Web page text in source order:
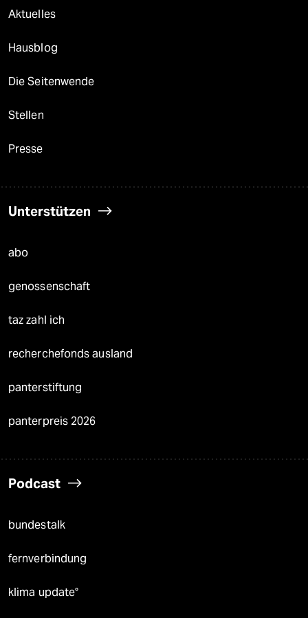
Aktuelles
Hausblog
Die Seitenwende
Stellen
Presse
Unterstützen
abo
genossenschaft
taz zahl ich
recherchefonds ausland
panterstiftung
panterpreis 2026
Podcast
bundestalk
fernverbindung
klima update°